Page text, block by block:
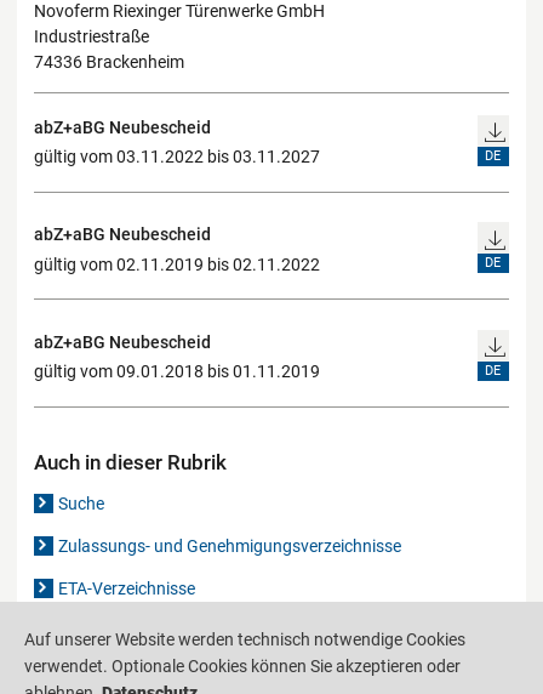
Novoferm Riexinger Türenwerke GmbH
Industriestraße
74336 Brackenheim
abZ+aBG Neubescheid
gültig vom 03.11.2022 bis 03.11.2027
DE
abZ+aBG Neubescheid
gültig vom 02.11.2019 bis 02.11.2022
DE
abZ+aBG Neubescheid
gültig vom 09.01.2018 bis 01.11.2019
DE
Auch in dieser Rubrik
Suche
Zulassungs- und Genehmigungsverzeichnisse
ETA-Verzeichnisse
Gutachten-Verzeichnis
Auf unserer Website werden technisch notwendige Cookies
verwendet. Optionale Cookies können Sie akzeptieren oder